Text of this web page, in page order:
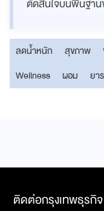
ตัดสินใจบนพื้นฐานข
ลดน้ำหนัก สุขภาพ
Wellness
ผอม ยา
ติดต่อกรุงเทพธุรกิจ